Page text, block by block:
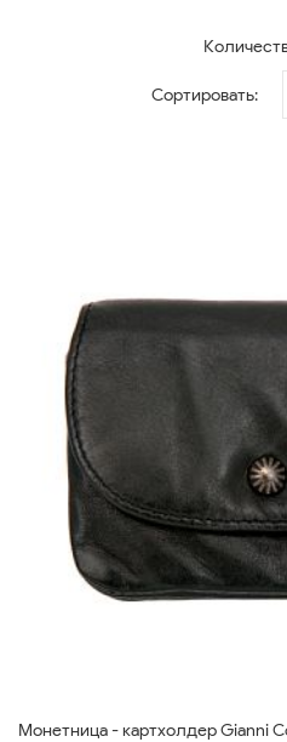
Сортировать:
Монетница - картхолдер Gianni